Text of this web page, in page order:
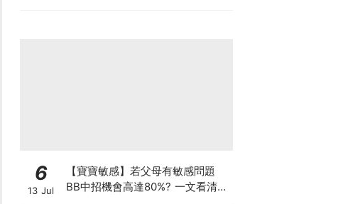
6
13 Jul
【寶寶敏感】若父母有敏感問題
BB中招機會高達80%? 一文看清預